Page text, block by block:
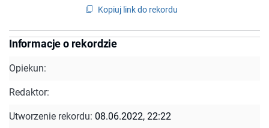
Kopiuj link do rekordu
Informacje o rekordzie
Opiekun:
Redaktor:
Utworzenie rekordu: 08.06.2022, 22:22